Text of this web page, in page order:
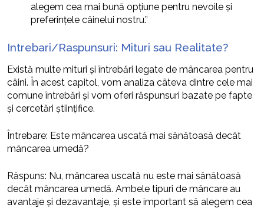
alegem cea mai bună opțiune pentru nevoile și
preferințele câinelui nostru.”
Intrebari/Raspunsuri: Mituri sau Realitate?
Există multe mituri și întrebări legate de mâncarea pentru
câini. În acest capitol, vom analiza câteva dintre cele mai
comune întrebări și vom oferi răspunsuri bazate pe fapte
și cercetări științifice.
Întrebare: Este mâncarea uscată mai sănătoasă decât
mâncarea umedă?
Răspuns: Nu, mâncarea uscată nu este mai sănătoasă
decât mâncarea umedă. Ambele tipuri de mâncare au
avantaje și dezavantaje, și este important să alegem cea